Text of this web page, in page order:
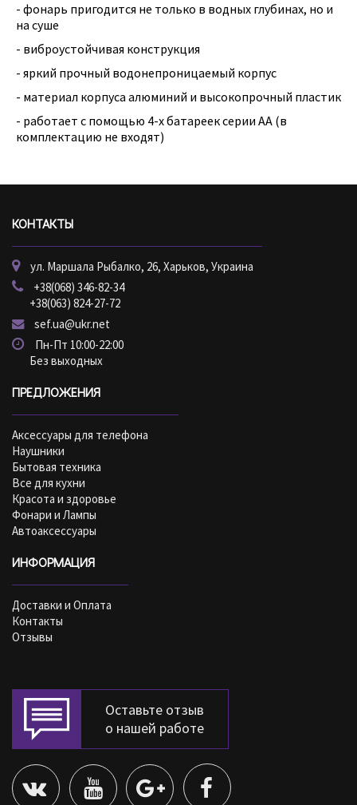
- фонарь пригодится не только в водных глубинах, но и
на суше
- виброустойчивая конструкция
- яркий прочный водонепроницаемый корпус
- материал корпуса алюминий и высокопрочный пластик
- работает с помощью 4-х батареек серии АА (в
комплектацию не входят)
КОНТАКТЫ
ул. Маршала Рыбалко, 26, Харьков, Украина
+38(068) 346-82-34
+38(063) 824-27-72
sef.ua@ukr.net
Пн-Пт 10:00-22:00
Без выходных
ПРЕДЛОЖЕНИЯ
Аксессуары для телефона
Наушники
Бытовая техника
Все для кухни
Красота и здоровье
Фонари и Лампы
Автоаксессуары
ИНФОРМАЦИЯ
Доставки и Оплата
Контакты
Отзывы
Оставьте отзыв
о нашей работе